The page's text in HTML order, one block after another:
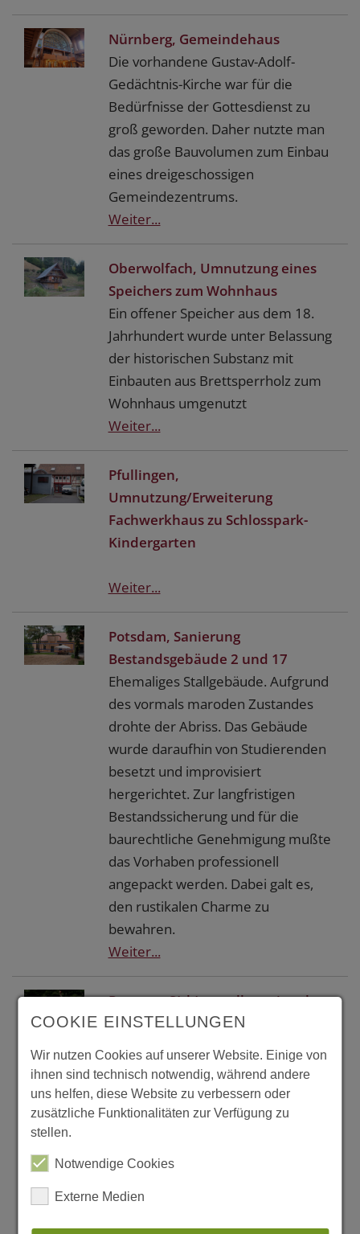
Nürnberg, Gemeindehaus
Die vorhandene Gustav-Adolf-
Gedächtnis-Kirche war für die
Bedürfnisse der Gottesdienst zu
groß geworden. Daher nutzte man
das große Bauvolumen zum Einbau
eines dreigeschossigen
Gemeindezentrums.
Weiter...
Oberwolfach, Umnutzung eines
Speichers zum Wohnhaus
Ein offener Speicher aus dem 18.
Jahrhundert wurde unter Belassung
der historischen Substanz mit
Einbauten aus Brettsperrholz zum
Wohnhaus umgenutzt
Weiter...
Pfullingen,
Umnutzung/Erweiterung
Fachwerkhaus zu Schlosspark-
Kindergarten
Weiter...
Potsdam, Sanierung
Bestandsgebäude 2 und 17
Ehemaliges Stallgebäude. Aufgrund
des vormals maroden Zustandes
drohte der Abriss. Das Gebäude
wurde daraufhin von Studierenden
besetzt und improvisiert
hergerichtet. Zur langfristigen
Bestandssicherung und für die
baurechtliche Genehmigung mußte
das Vorhaben professionell
angepackt werden. Dabei galt es,
den rustikalen Charme zu
bewahren.
Weiter...
Ramsen, S(ch)austall - saving the
bacon
dem Jahre 1768 konnte an seinem
Bauplatz nicht abgerissen und neu
gebaut werden. Gleichzeitig war die
Erneuerung ausschied. So kamen
mm starkem Furnierschichtholz ein
vorgefertigtes Haus ins Haus zu
COOKIE EINSTELLUNGEN
Wir nutzen Cookies auf unserer Website. Einige von
ihnen sind technisch notwendig, während andere
uns helfen, diese Website zu verbessern oder
zusätzliche Funktionalitäten zur Verfügung zu
stellen.
Notwendige Cookies
Externe Medien